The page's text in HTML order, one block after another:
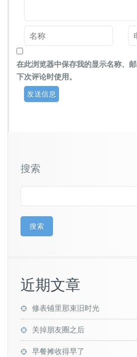
在此浏览器中保存我的显示名称、
下次评论时使用。
搜索
搜索
近期文章
修表铺里那束旧时光
关掉朋友圈之后
早餐摊收得早了